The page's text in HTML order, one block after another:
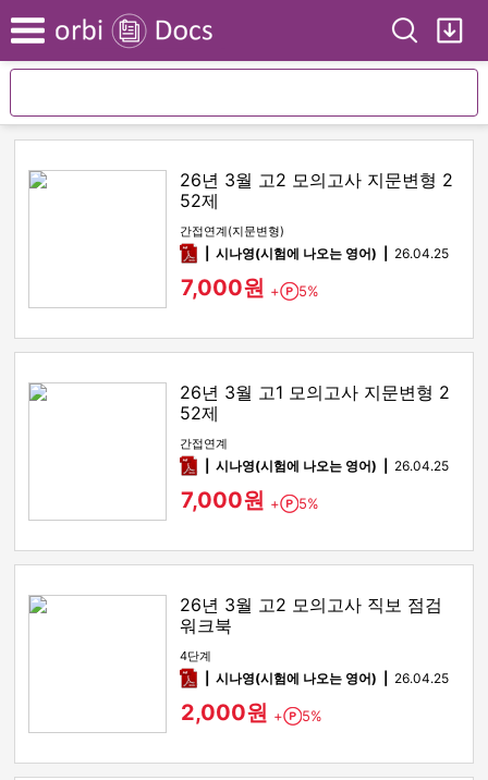
Menu Search
26년 3월 고2 모의고사 지문변형 2
52제
간접연계(지문변형)
pdf시나영(시험에 나오는 영어) 26.04.25
7,000원 + Point
5%
26년 3월 고1 모의고사 지문변형 2
52제
간접연계
pdf시나영(시험에 나오는 영어) 26.04.25
7,000원 + Point
5%
26년 3월 고2 모의고사 직보 점검
워크북
4단계
pdf시나영(시험에 나오는 영어) 26.04.25
2,000원 + Point
5%